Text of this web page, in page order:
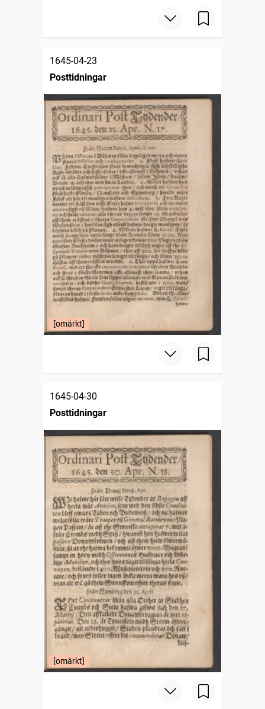
1645-04-23
Posttidningar
[omärkt]
1645-04-30
Posttidningar
[omärkt]